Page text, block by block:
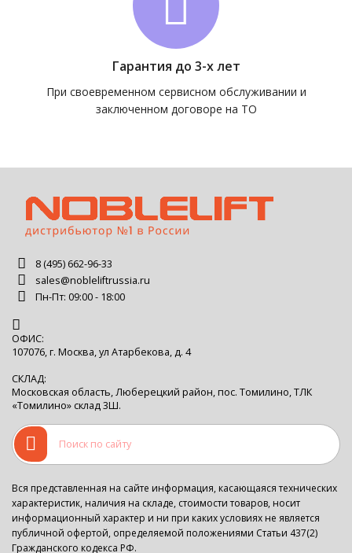
Гарантия до 3-х лет
При своевременном сервисном обслуживании и
заключенном договоре на ТО
8 (495) 662-96-33
sales@nobleliftrussia.ru
Пн-Пт: 09:00 - 18:00
ОФИС:
107076, г. Москва, ул Атарбекова, д. 4
СКЛАД:
Московская область, Люберецкий район, пос. Томилино, ТЛК
«Томилино» склад 3Ш.
Вся представленная на сайте информация, касающаяся технических
характеристик, наличия на складе, стоимости товаров, носит
информационный характер и ни при каких условиях не является
публичной офертой, определяемой положениями Статьи 437(2)
Гражданского кодекса РФ.